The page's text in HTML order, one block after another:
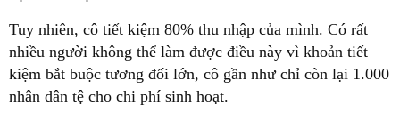
Tuy nhiên, cô tiết kiệm 80% thu nhập của mình. Có rất
nhiều người không thể làm được điều này vì khoản tiết
kiệm bắt buộc tương đối lớn, cô gần như chỉ còn lại 1.000
nhân dân tệ cho chi phí sinh hoạt.